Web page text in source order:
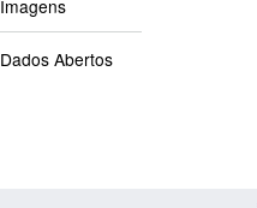
Imagens
Dados Abertos